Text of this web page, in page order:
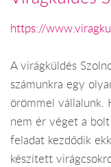
https://
A virágküldés
számunkra egy
örömmel vállalunk.
nem ér véget a
feladat kezdődik
készített